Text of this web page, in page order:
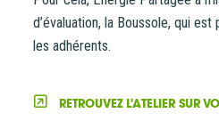
d’évaluation, la Boussole, qui
les adhérents.
RETROUVEZ L'ATELIER SUR